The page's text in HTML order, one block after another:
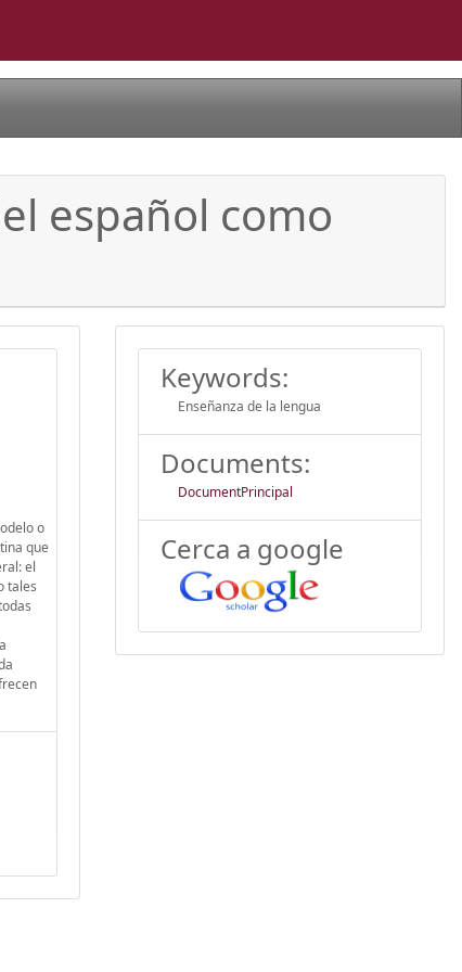
español como
o
que
el
tales
Keywords:
Enseñanza de la lengua
Documents:
DocumentPrincipal
Cerca a google